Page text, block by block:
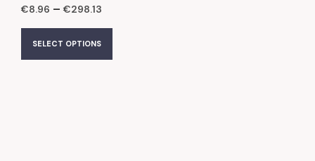
€8.96 – €298.13
SELECT OPTIONS